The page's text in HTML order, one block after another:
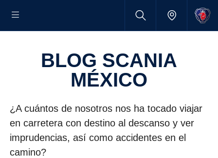
BLOG SCANIA
MÉXICO
¿A cuántos de nosotros nos ha tocado viajar
en carretera con destino al descanso y ver
imprudencias, así como accidentes en el
camino?